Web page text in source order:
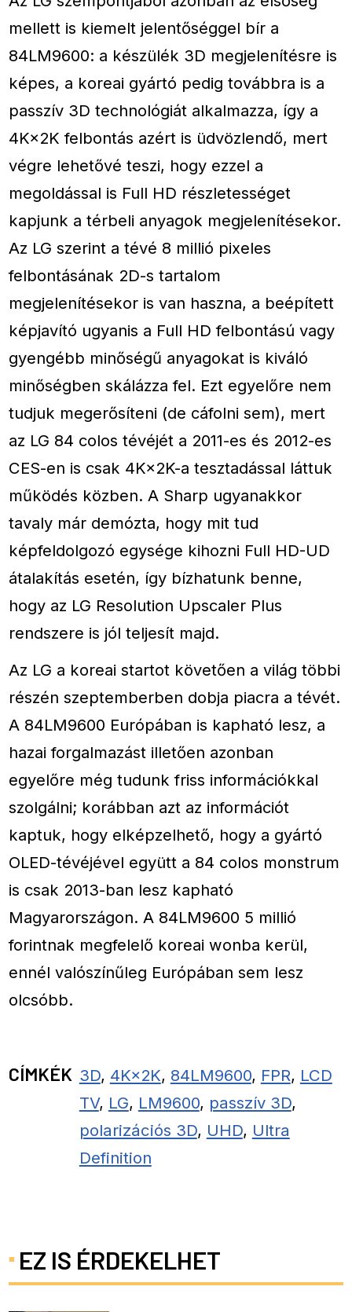
mellett is kiemelt jelentőséggel bír a
84LM9600: a készülék 3D megjelenítésre is
képes, a koreai gyártó pedig továbbra is a
passzív 3D technológiát alkalmazza, így a
4K×2K felbontás azért is üdvözlendő, mert
végre lehetővé teszi, hogy ezzel a
megoldással is Full HD részletességet
kapjunk a térbeli anyagok megjelenítésekor.
Az LG szerint a tévé 8 millió pixeles
felbontásának 2D-s tartalom
megjelenítésekor is van haszna, a beépített
képjavító ugyanis a Full HD felbontású vagy
gyengébb minőségű anyagokat is kiváló
minőségben skálázza fel. Ezt egyelőre nem
tudjuk megerősíteni (de cáfolni sem), mert
az LG 84 colos tévéjét a 2011-es és 2012-es
CES-en is csak 4K×2K-a tesztadással láttuk
működés közben. A Sharp ugyanakkor
tavaly már demózta, hogy mit tud
képfeldolgozó egysége kihozni Full HD-UD
átalakítás esetén, így bízhatunk benne,
hogy az LG Resolution Upscaler Plus
rendszere is jól teljesít majd.
Az LG a koreai startot követően a világ többi
részén szeptemberben dobja piacra a tévét.
A 84LM9600 Európában is kapható lesz, a
hazai forgalmazást illetően azonban
egyelőre még tudunk friss információkkal
szolgálni; korábban azt az információt
kaptuk, hogy elképzelhető, hogy a gyártó
OLED-tévéjével együtt a 84 colos monstrum
is csak 2013-ban lesz kapható
Magyarországon. A 84LM9600 5 millió
forintnak megfelelő koreai wonba kerül,
ennél valószínűleg Európában sem lesz
olcsóbb.
CÍMKÉK 3D, 4K×2K, 84LM9600, FPR, LCD
TV, LG, LM9600, passzív 3D,
polarizációs 3D, UHD, Ultra
Definition
EZ IS ÉRDEKELHET